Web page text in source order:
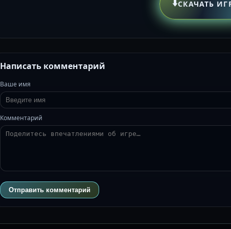
⬇️СКАЧАТЬ
Написать комментарий
Ваше имя
Комментарий
Отправить комментарий